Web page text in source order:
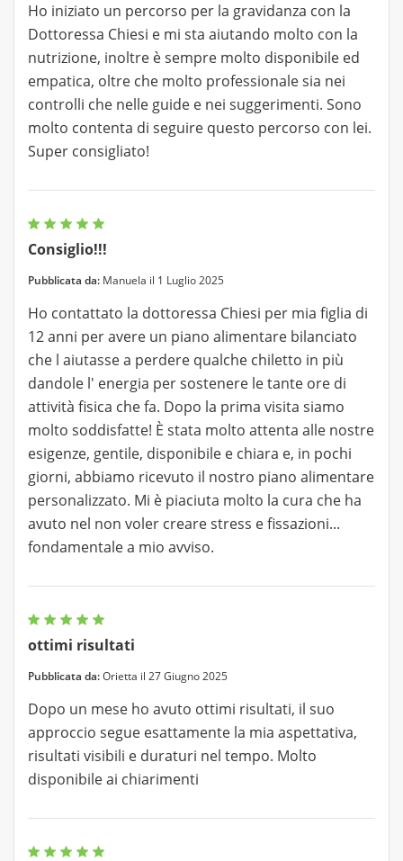
Ho iniziato un percorso per la gravidanza con la
Dottoressa Chiesi e mi sta aiutando molto con la
nutrizione, inoltre è sempre molto disponibile ed
empatica, oltre che molto professionale sia nei
controlli che nelle guide e nei suggerimenti. Sono
molto contenta di seguire questo percorso con lei.
Super consigliato!
Consiglio!!!
Pubblicata da: Manuela il 1 Luglio 2025
Ho contattato la dottoressa Chiesi per mia figlia di
12 anni per avere un piano alimentare bilanciato
che l aiutasse a perdere qualche chiletto in più
dandole l' energia per sostenere le tante ore di
attività fisica che fa. Dopo la prima visita siamo
molto soddisfatte! È stata molto attenta alle nostre
esigenze, gentile, disponibile e chiara e, in pochi
giorni, abbiamo ricevuto il nostro piano alimentare
personalizzato. Mi è piaciuta molto la cura che ha
avuto nel non voler creare stress e fissazioni...
fondamentale a mio avviso.
ottimi risultati
Pubblicata da:Orietta il 27 Giugno 2025
Dopo un mese ho avuto ottimi risultati, il suo
approccio segue esattamente la mia aspettativa,
risultati visibili e duraturi nel tempo. Molto
disponibile ai chiarimenti